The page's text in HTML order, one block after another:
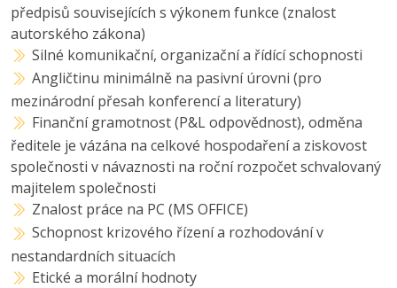
předpisů souvisejících s výkonem funkce (znalost
autorského zákona)
Silné komunikační, organizační a řídící schopnosti
Angličtinu minimálně na pasivní úrovni (pro
mezinárodní přesah konferencí a literatury)
Finanční gramotnost (P&L odpovědnost), odměna
ředitele je vázána na celkové hospodaření a ziskovost
společnosti v návaznosti na roční rozpočet schvalovaný
majitelem společnosti
Znalost práce na PC (MS OFFICE)
Schopnost krizového řízení a rozhodování v
nestandardních situacích
Etické a morální hodnoty